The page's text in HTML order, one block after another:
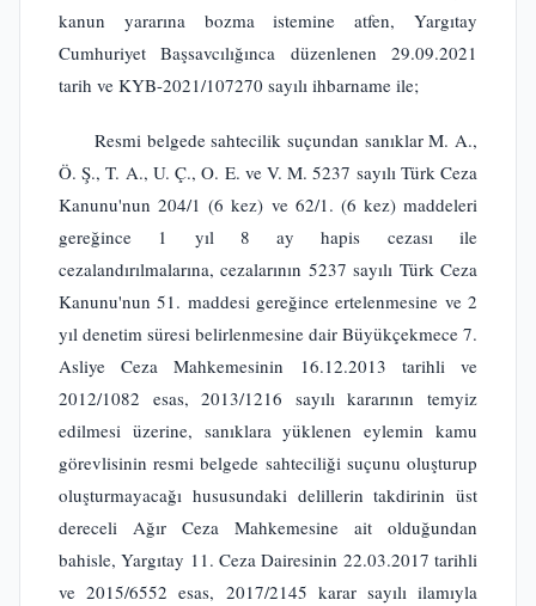
kanun yararına bozma istemine atfen, Yargıtay
Cumhuriyet Başsavcılığınca düzenlenen 29.09.2021
tarih ve KYB-2021/107270 sayılı ihbarname ile;
Resmi belgede sahtecilik suçundan sanıklar M. A.,
Ö. Ş., T. A., U. Ç., O. E. ve V. M. 5237 sayılı Türk Ceza
Kanunu'nun 204/1 (6 kez) ve 62/1. (6 kez) maddeleri
gereğince 1 yıl 8 ay hapis cezası ile
cezalandırılmalarına, cezalarının 5237 sayılı Türk Ceza
Kanunu'nun 51. maddesi gereğince ertelenmesine ve 2
yıl denetim süresi belirlenmesine dair Büyükçekmece 7.
Asliye Ceza Mahkemesinin 16.12.2013 tarihli ve
2012/1082 esas, 2013/1216 sayılı kararının temyiz
edilmesi üzerine, sanıklara yüklenen eylemin kamu
görevlisinin resmi belgede sahteciliği suçunu oluşturup
oluşturmayacağı hususundaki delillerin takdirinin üst
dereceli Ağır Ceza Mahkemesine ait olduğundan
bahisle, Yargıtay 11. Ceza Dairesinin 22.03.2017 tarihli
ve 2015/6552 esas, 2017/2145 karar sayılı ilamıyla